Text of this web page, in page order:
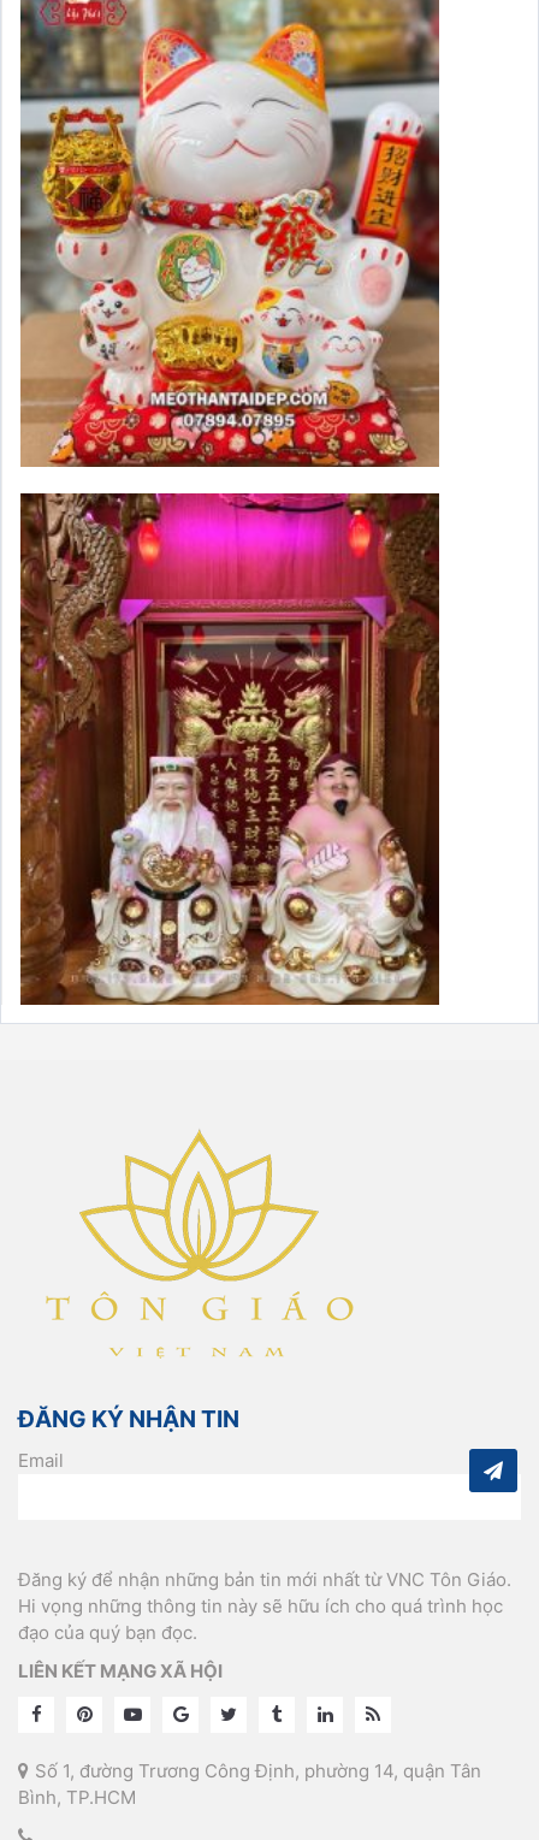
ĐĂNG KÝ NHẬN TIN
Email
Đăng ký để nhận những bản tin mới nhất từ VNC Tôn Giáo.
Hi vọng những thông tin này sẽ hữu ích cho quá trình học
đạo của quý bạn đọc.
LIÊN KẾT MẠNG XÃ HỘI
Số 1, đường Trương Công Định, phường 14, quận Tân
Bình, TP.HCM